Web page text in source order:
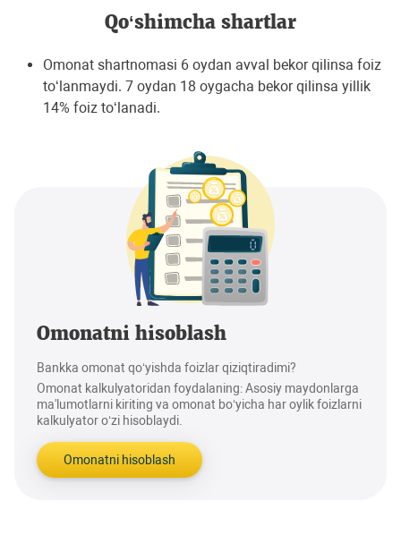
Qo‘shimcha shartlar
Omonat shartnomasi 6 oydan avval bekor qilinsa foiz
to‘lanmaydi. 7 oydan 18 oygacha bekor qilinsa yillik
14% foiz to‘lanadi.
Omonatni hisoblash
Bankka omonat qo‘yishda foizlar qiziqtiradimi?
Omonat kalkulyatoridan foydalaning: Asosiy maydonlarga
ma'lumotlarni kiriting va omonat bo‘yicha har oylik foizlarni
kalkulyator o‘zi hisoblaydi.
Omonatni hisoblash